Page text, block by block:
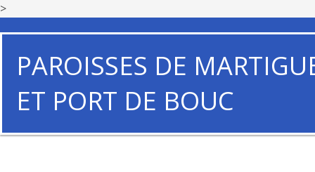
>
PAROISSES DE
ET PORT DE BOUC